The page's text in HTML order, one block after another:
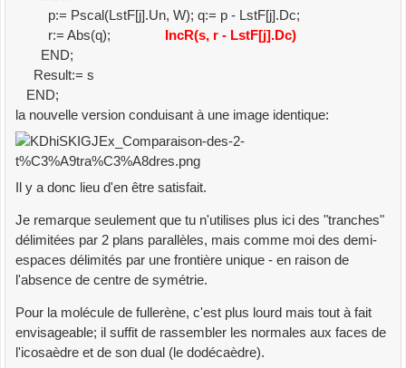
p:= Pscal(LstF[j].Un, W); q:= p - LstF[j].Dc;
r:= Abs(q);
IncR(s, r - LstF[j].Dc)
END;
Result:= s
END;
la nouvelle version conduisant à une image identique:
Il y a donc lieu d'en être satisfait.
Je remarque seulement que tu n'utilises plus ici des "tranches"
délimitées par 2 plans parallèles, mais comme moi des demi-
espaces délimités par une frontière unique - en raison de
l'absence de centre de symétrie.
Pour la molécule de fullerène, c'est plus lourd mais tout à fait
envisageable; il suffit de rassembler les normales aux faces de
l'icosaèdre et de son dual (le dodécaèdre).